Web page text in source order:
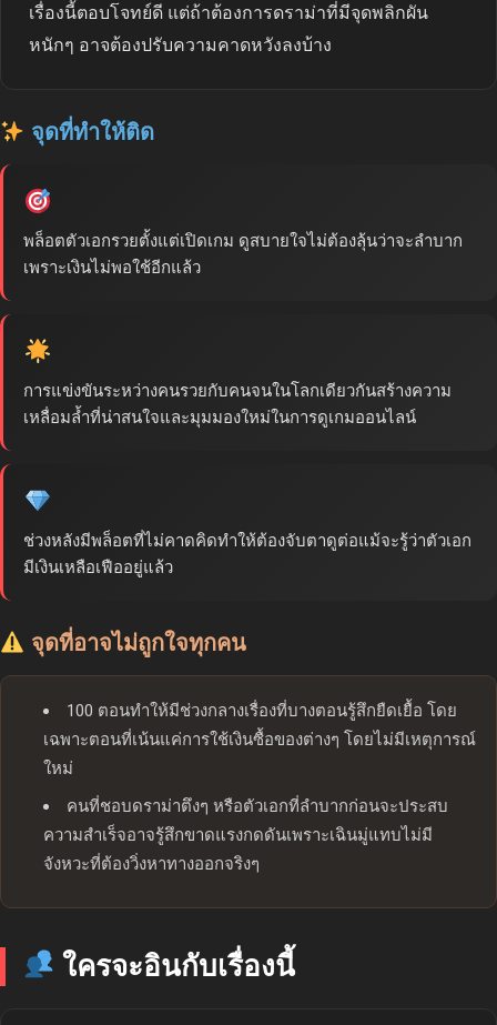
เรื่องนี้ตอบโจทย์ดี แต่ถ้าต้องการดราม่าที่มีจุดพลิกผัน
หนักๆ อาจต้องปรับความคาดหวังลงบ้าง
จุดที่ทำให้ติด
พล็อตตัวเอกรวยตั้งแต่เปิดเกม ดูสบายใจไม่ต้องลุ้นว่าจะลำบาก
เพราะเงินไม่พอใช้อีกแล้ว
การแข่งขันระหว่างคนรวยกับคนจนในโลกเดียวกันสร้างความ
เหลื่อมล้ำที่น่าสนใจและมุมมองใหม่ในการดูเกมออนไลน์
ช่วงหลังมีพล็อตที่ไม่คาดคิดทำให้ต้องจับตาดูต่อแม้จะรู้ว่าตัวเอก
มีเงินเหลือเฟืออยู่แล้ว
จุดที่อาจไม่ถูกใจทุกคน
100 ตอนทำให้มีช่วงกลางเรื่องที่บางตอนรู้สึกยืดเยื้อ โดย
เฉพาะตอนที่เน้นแค่การใช้เงินซื้อของต่างๆ โดยไม่มีเหตุการณ์
ใหม่
คนที่ชอบดราม่าตึงๆ หรือตัวเอกที่ลำบากก่อนจะประสบ
ความสำเร็จอาจรู้สึกขาดแรงกดดันเพราะเฉินมู่แทบไม่มี
จังหวะที่ต้องวิ่งหาทางออกจริงๆ
ใครจะอินกับเรื่องนี้